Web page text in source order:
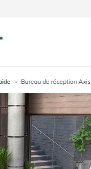
> Bureau de réception Axis